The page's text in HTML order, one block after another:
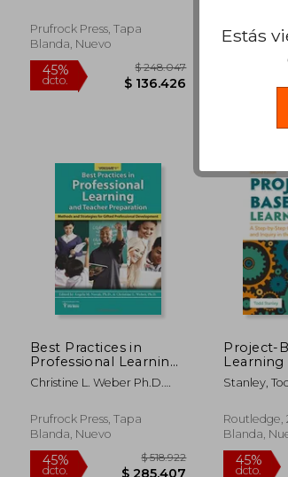
Prufrock Press, Tapa
Blanda, Nuevo
45%
dcto. $ 136.426
Routledge,
Nuevo
Best Practices in
Professional Learning
and Teacher
Preparation in Gifted
Methods and
Strategies for Gifted
Development (en
Christine L. Weber Ph.D.
Prufrock Press, Tapa
Blanda, Nuevo
Project-
Learning
Step
Stanley,
Routledge,
Blanda,
Estás